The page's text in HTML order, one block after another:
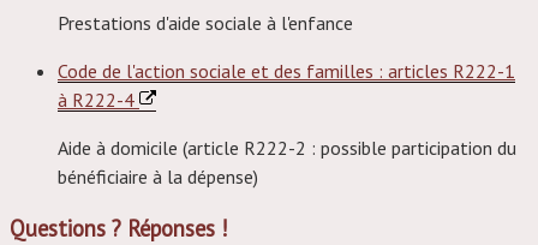
Prestations d'aide sociale à l'enfance
Code de l'action sociale et des familles : articles R222-1
à R222-4
Aide à domicile (article R222-2 : possible participation du
bénéficiaire à la dépense)
Questions ? Réponses !